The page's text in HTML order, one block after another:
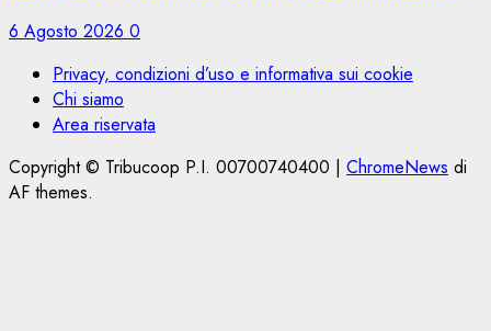
6 Agosto 2026 0
Privacy, condizioni d’uso e informativa sui cookie
Chi siamo
Area riservata
Copyright © Tribucoop P.I. 00700740400 | ChromeNews di
AF themes.